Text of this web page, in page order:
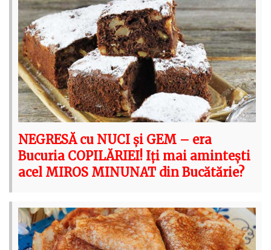
NEGRESĂ cu NUCI și GEM – era
Bucuria COPILĂRIEI! Iți mai amintești
acel MIROS MINUNAT din Bucătărie?